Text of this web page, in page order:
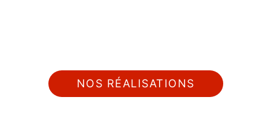
NOS RÉALISATIONS